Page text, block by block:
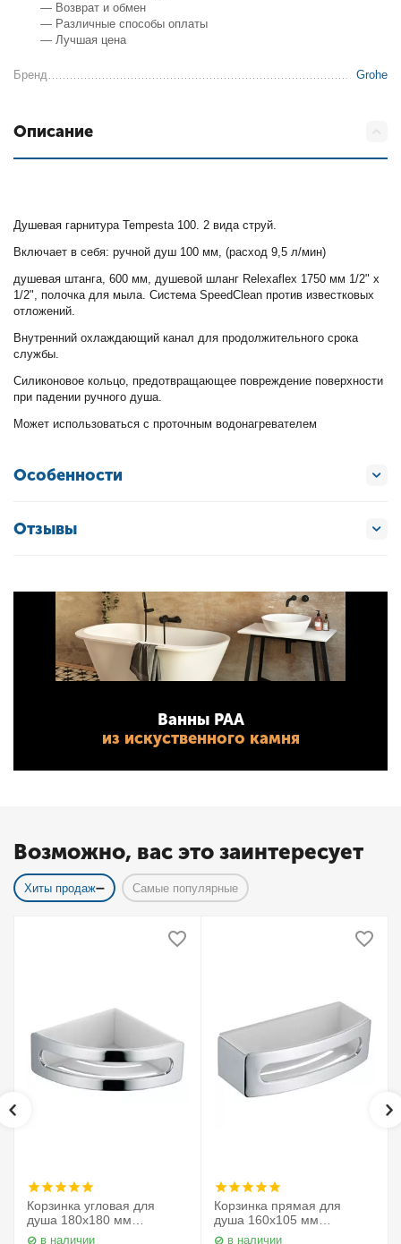
— Возврат и обмен
— Различные способы оплаты
— Лучшая цена
Бренд Grohe
Описание
Душевая гарнитура Tempesta 100. 2 вида струй.
Включает в себя: ручной душ 100 мм, (расход 9,5 л/мин)
душевая штанга, 600 мм, душевой шланг Relexaflex 1750 мм 1/2" x
1/2", полочка для мыла. Система SpeedClean против известковых
отложений.
Внутренний охлаждающий канал для продолжительного срока
службы.
Силиконовое кольцо, предотвращающее повреждение поверхности
при падении ручного душа.
Может использоваться с проточным водонагревателем
Особенности
Отзывы
Ванны PAA
из искуственного камня
Возможно, вас это заинтересует
Хиты продаж Самые популярные
Корзинка угловая для
душа 180х180 мм
Elegance 11657010000
в наличии
Корзинка прямая для
душа 160х105 мм
Elegance 11658010000
в наличии